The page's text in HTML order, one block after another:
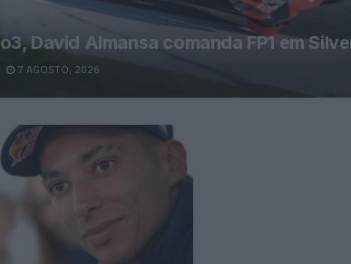
David Almansa comanda FP1 em
7 AGOSTO, 2026